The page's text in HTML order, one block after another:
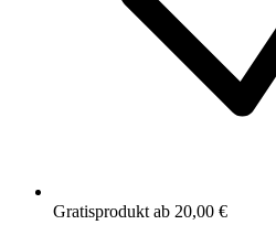
Gratisprodukt ab 20,00 €